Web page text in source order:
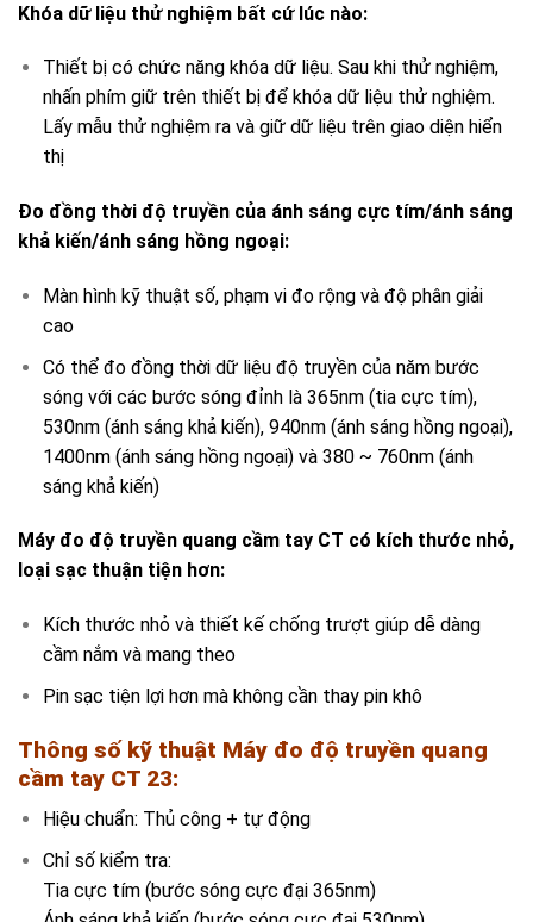
Khóa dữ liệu thử nghiệm bất cứ lúc nào:
Thiết bị có chức năng khóa dữ liệu. Sau khi thử nghiệm,
nhấn phím giữ trên thiết bị để khóa dữ liệu thử nghiệm.
Lấy mẫu thử nghiệm ra và giữ dữ liệu trên giao diện hiển
thị
Đo đồng thời độ truyền của ánh sáng cực tím/ánh sáng
khả kiến/ánh sáng hồng ngoại:
Màn hình kỹ thuật số, phạm vi đo rộng và độ phân giải
cao
Có thể đo đồng thời dữ liệu độ truyền của năm bước
sóng với các bước sóng đỉnh là 365nm (tia cực tím),
530nm (ánh sáng khả kiến), 940nm (ánh sáng hồng ngoại),
1400nm (ánh sáng hồng ngoại) và 380 ~ 760nm (ánh
sáng khả kiến)
Máy đo độ truyền quang cầm tay CT có kích thước nhỏ,
loại sạc thuận tiện hơn:
Kích thước nhỏ và thiết kế chống trượt giúp dễ dàng
cầm nắm và mang theo
Pin sạc tiện lợi hơn mà không cần thay pin khô
Thông số kỹ thuật Máy đo độ truyền quang
cầm tay CT 23:
Hiệu chuẩn: Thủ công + tự động
Chỉ số kiểm tra:
Tia cực tím (bước sóng cực đại 365nm)